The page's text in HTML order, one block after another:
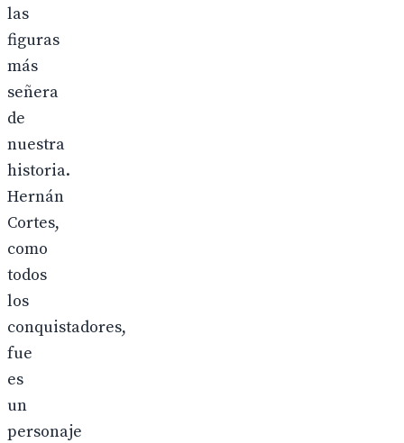
las
figuras
más
señera
de
nuestra
historia.
Hernán
Cortes,
como
todos
los
conquistadores,
fue
es
un
personaje